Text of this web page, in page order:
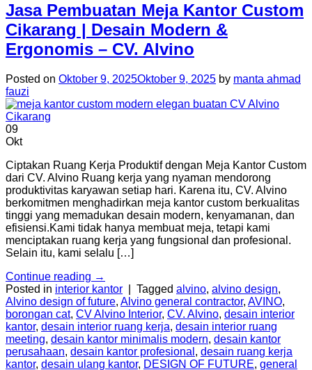
Jasa Pembuatan Meja Kantor Custom
Cikarang | Desain Modern &
Ergonomis – CV. Alvino
Posted on Oktober 9, 2025Oktober 9, 2025 by manta ahmad
fauzi
09
Okt
Ciptakan Ruang Kerja Produktif dengan Meja Kantor Custom
dari CV. Alvino Ruang kerja yang nyaman mendorong
produktivitas karyawan setiap hari. Karena itu, CV. Alvino
berkomitmen menghadirkan meja kantor custom berkualitas
tinggi yang memadukan desain modern, kenyamanan, dan
efisiensi.Kami tidak hanya membuat meja, tetapi kami
menciptakan ruang kerja yang fungsional dan profesional.
Selain itu, kami selalu […]
Continue reading →
Posted in interior kantor Tagged alvino, alvino design,
Alvino design of future, Alvino general contractor, AVINO,
borongan cat, CV Alvino Interior, CV. Alvino, desain interior
kantor, desain interior ruang kerja, desain interior ruang
meeting, desain kantor minimalis modern, desain kantor
perusahaan, desain kantor profesional , desain ruang kerja
kantor, desain ulang kantor, DESIGN OF FUTURE, general